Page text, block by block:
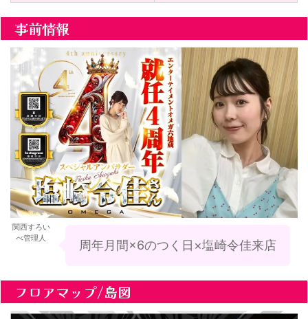
事前情報
関西すろい
べ管理人
周年月間×6のつく日×塩崎令佳来店
フロアマップ/島図